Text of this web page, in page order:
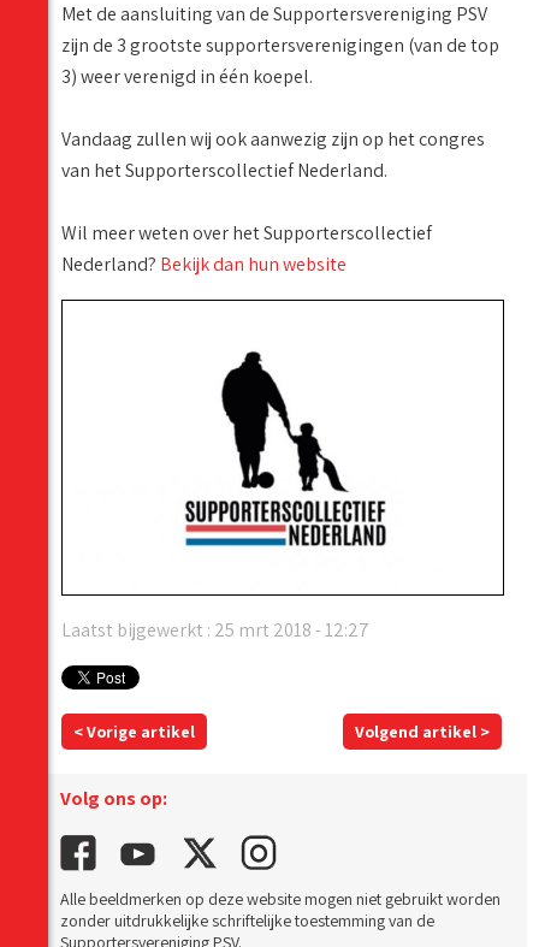
Met de aansluiting van de Supportersvereniging PSV
zijn de 3 grootste supportersverenigingen (van de top
3) weer verenigd in één koepel.
Vandaag zullen wij ook aanwezig zijn op het congres
van het Supporterscollectief Nederland.
Wil meer weten over het Supporterscollectief
Nederland? Bekijk dan hun website
Laatst bijgewerkt : 25 mrt 2018 - 12:27
< Vorige artikel Volgend artikel >
Volg ons op:
Alle beeldmerken op deze website mogen niet gebruikt worden
zonder uitdrukkelijke schriftelijke toestemming van de
Supportersvereniging PSV.